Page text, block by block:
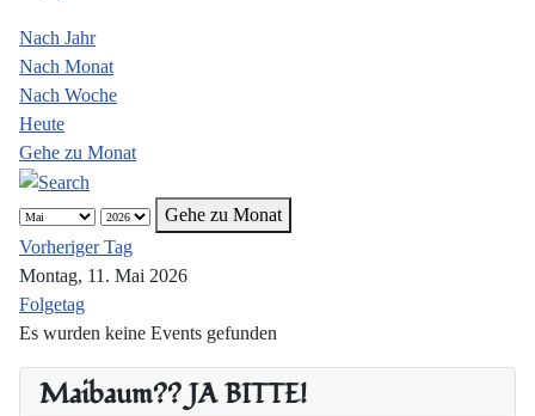
Maibaum?? JA BITTE!
Nach Jahr
Nach Monat
Nach Woche
Heute
Gehe zu Monat
Gehe zu Monat
Vorheriger Tag
Montag, 11. Mai 2026
Folgetag
Es wurden keine Events gefunden